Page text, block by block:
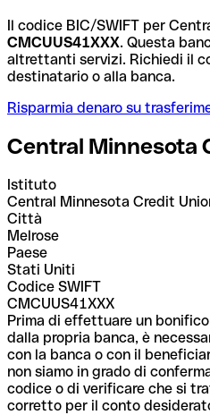
Il codice BIC/SWIFT per
CMCUUS41XXX. Questa
altrettanti servizi. Richiedi il
destinatario o alla banca.
Risparmia denaro su
Central Minnesota
Istituto
Central Minnesota Credit
Città
Melrose
Paese
Stati Uniti
Codice SWIFT
CMCUUS41XXX
Prima di effettuare un
dalla propria banca, è
con la banca o con il
non siamo in grado di
codice o di verificare che si
corretto per il conto